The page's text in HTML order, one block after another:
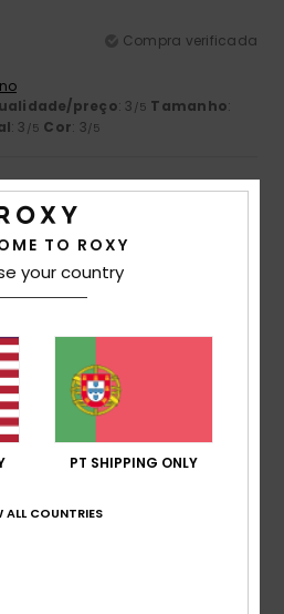
Compra verificada
preço: 3 /5 Tamanho:
: 3 /5 Cor: 3/5
5/5
preço
5
TO ROXY
your country
PT SHIPPING ONLY
ALL COUNTRIES